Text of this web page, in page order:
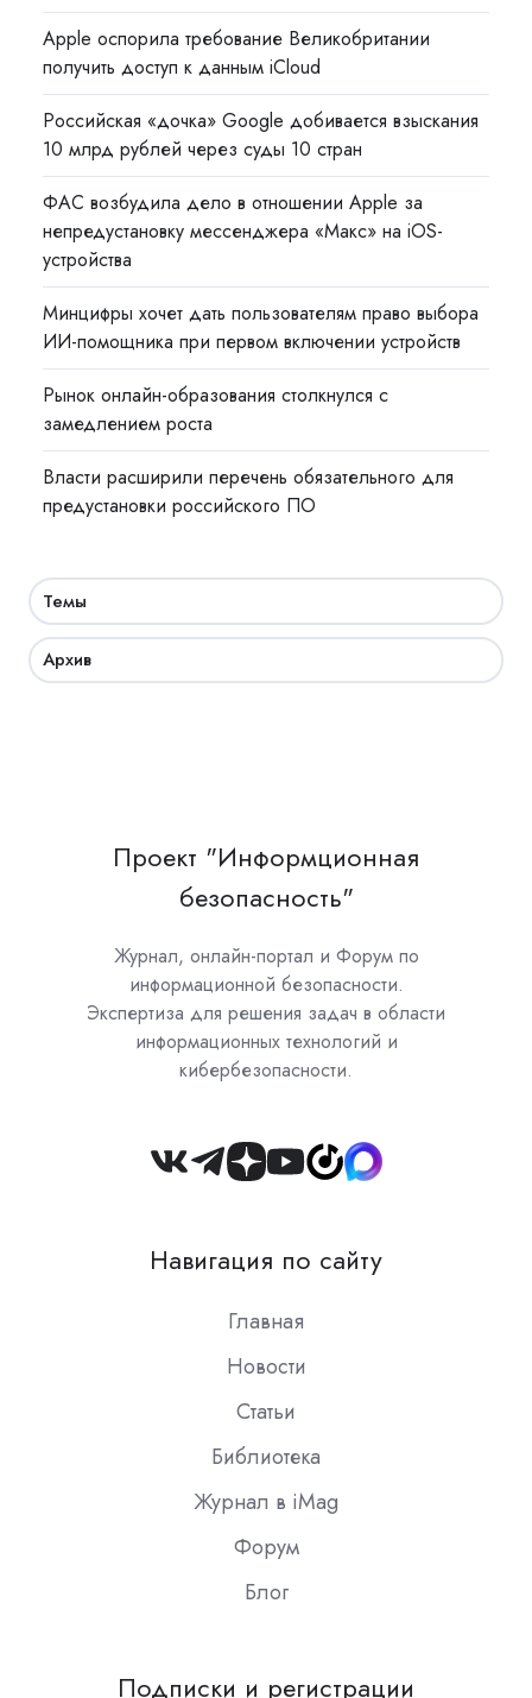
Apple оспорила требование Великобритании
получить доступ к данным iCloud
Российская «дочка» Google добивается взыскания
10 млрд рублей через суды 10 стран
ФАС возбудила дело в отношении Apple за
непредустановку мессенджера «Макс» на iOS-
устройства
Минцифры хочет дать пользователям право выбора
ИИ-помощника при первом включении устройств
Рынок онлайн-образования столкнулся с
замедлением роста
Власти расширили перечень обязательного для
предустановки российского ПО
Темы
Архив
Проект "Информционная
безопасность"
Журнал, онлайн-портал и Форум по
информационной безопасности.
Экспертиза для решения задач в области
информационных технологий и
кибербезопасности.
Join
Slack
Навигация по сайту
Главная
Новости
Статьи
Библиотека
Журнал в iMag
Форум
Блог
Подписки и регистрации